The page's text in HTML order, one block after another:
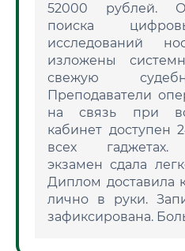
52000 рублей.
поиска
исследований
изложены
свежую
Преподаватели
на связь при
кабинет доступен
всех гаджетах.
экзамен сдала
Диплом доставила
лично в руки.
зафиксирована.